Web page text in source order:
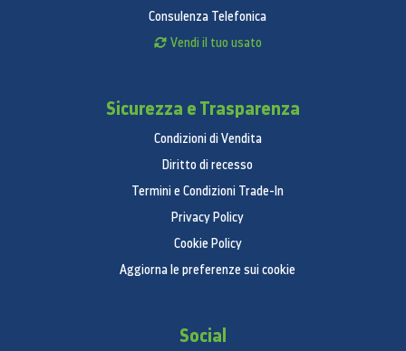
L’elevata efficienza e la struttura multiciclonica del
particelle di polvere più grossolane con la griglia in
Consulenza Telefonica
Vendi il tuo usato
Sicurezza e Trasparenza
Condizioni di Vendita
Diritto di recesso
Termini e Condizioni Trade-In
Privacy Policy
Cookie Policy
Aggiorna le preferenze sui cookie
Social